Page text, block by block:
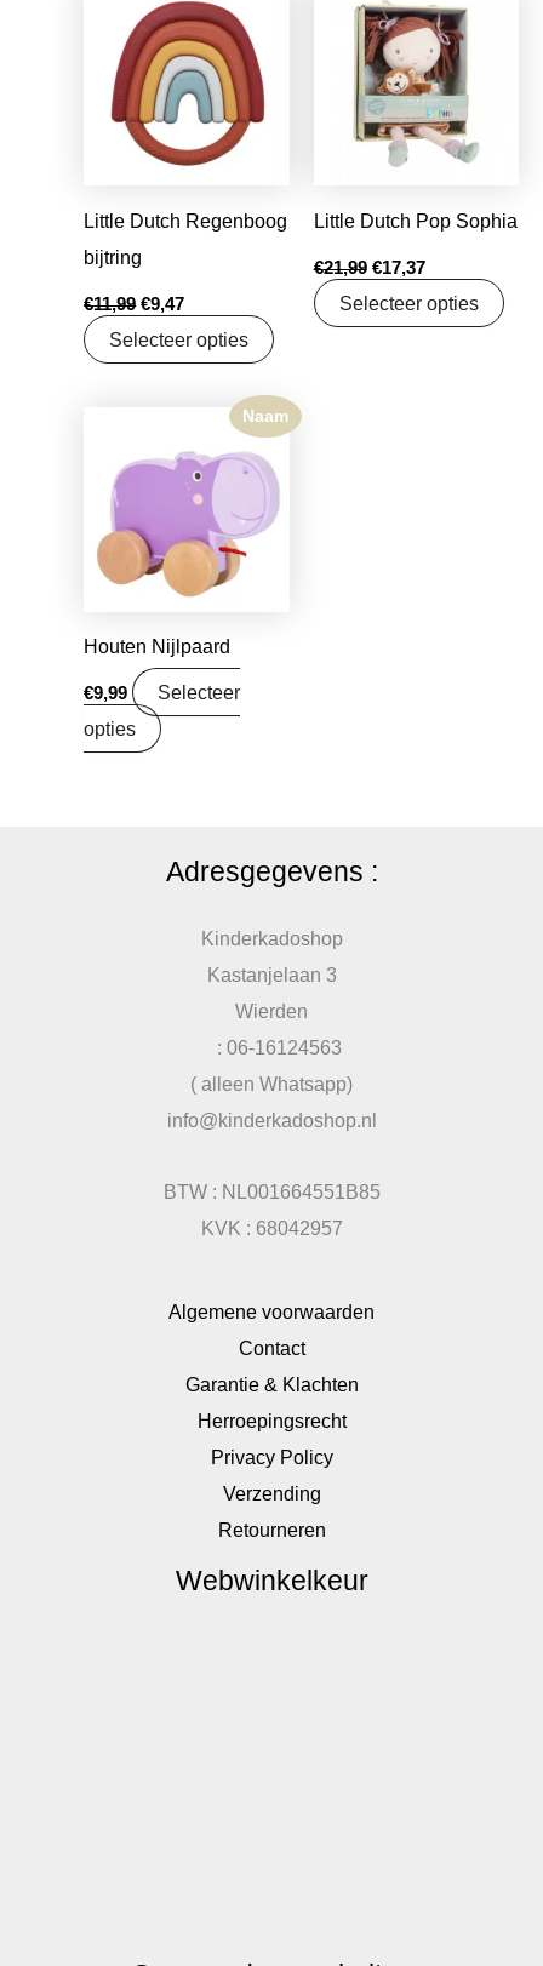
Little Dutch Regenboog
bijtring
€11,99
prijs
was:
€11,99.
€9,47
prijs
is:
€9,47.
Selecteer opties
Little Dutch Pop Sophia
€21,99
prijs
was:
€21,99.
€17,37
prijs
is:
€17,37.
Selecteer opties
Naam
Houten Nijlpaard
€9,99
Selecteer
opties
Adresgegevens :
Kinderkadoshop
Kastanjelaan 3
Wierden
: 06-16124563
( alleen Whatsapp)
info@kinderkadoshop.nl
BTW : NL001664551B85
KVK : 68042957
Algemene voorwaarden
Contact
Garantie & Klachten
Herroepingsrecht
Privacy Policy
Verzending
Retourneren
Webwinkelkeur